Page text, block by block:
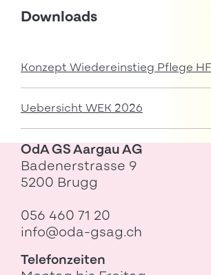
Downloads
Konzept Wiedereinstieg Pflege HF
Uebersicht WEK 2026
OdA GS Aargau AG
Badenerstrasse 9
5200 Brugg
056 460 71 20
info@oda-gsag.ch
Telefonzeiten